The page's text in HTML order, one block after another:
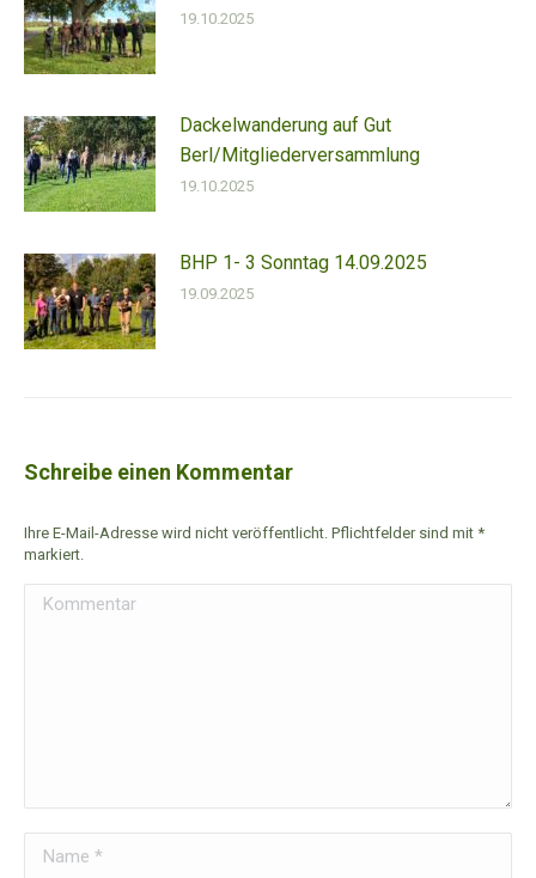
19.10.2025
Dackelwanderung auf Gut
Berl/Mitgliederversammlung
19.10.2025
BHP 1- 3 Sonntag 14.09.2025
19.09.2025
Schreibe einen Kommentar
Ihre E-Mail-Adresse wird nicht veröffentlicht. Pflichtfelder sind mit *
markiert.
Kommentar
Name *